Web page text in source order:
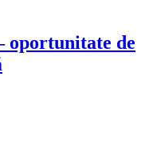
oportunitate de